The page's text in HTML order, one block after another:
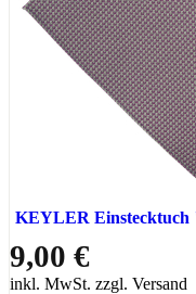
KEYLER Einstecktuch
9,00 €
inkl. MwSt. zzgl. Versand